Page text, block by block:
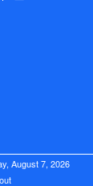
August 7, 2026